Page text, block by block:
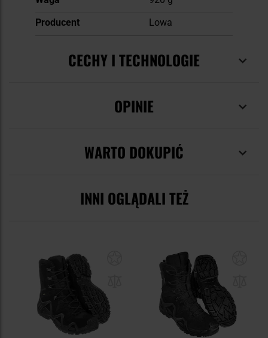
Producent
Lowa
CECHY I TECHNOLOGIE
OPINIE
WARTO DOKUPIĆ
INNI OGLĄDALI TEŻ